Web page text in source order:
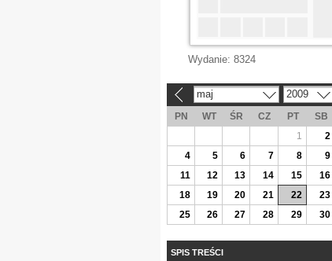
Wydanie: 8324
maj 2009
PN WT ŚR CZ PT SB
1
2
4
5 6 7 8 9
11
12 13 14 15 16
18
19 20 21 22 23
25
26 27 28 29 30
SPIS TREŚCI